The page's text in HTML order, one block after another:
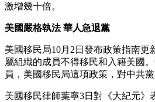
激增幾十倍。
美國嚴格執法 華人急退黨
美國移民局10月2日發布政策指南更
屬組織的成員不得移民和入籍美國
員，美國移民局這項政策，對中共
美國移民律師葉寧3日對《大紀元》